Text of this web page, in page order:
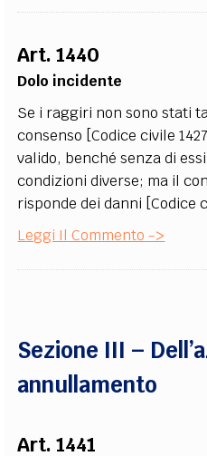
Art. 1440
Dolo incidente
Se i raggiri non sono stati
consenso [Codice civile
valido, benché senza di
condizioni diverse; ma il
risponde dei danni [Codice
Leggi Il Commento ->
Sezione III –
annullamento
Art. 1441